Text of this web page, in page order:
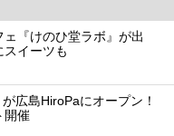
『けのひ堂ラボ』が出
イーツも
広島HiroPaにオープン！
開催